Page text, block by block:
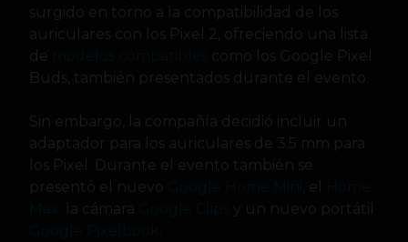
surgido en torno a la compatibilidad de los
auriculares con los Pixel 2, ofreciendo una lista
de
como los Google Pixel
Buds, también presentados durante el evento.
Sin embargo, la compañía decidió incluir un
adaptador para los auriculares de 3.5 mm para
los Pixel. Durante el evento también se
presentó el nuevo
el
la cámara
y un nuevo portátil